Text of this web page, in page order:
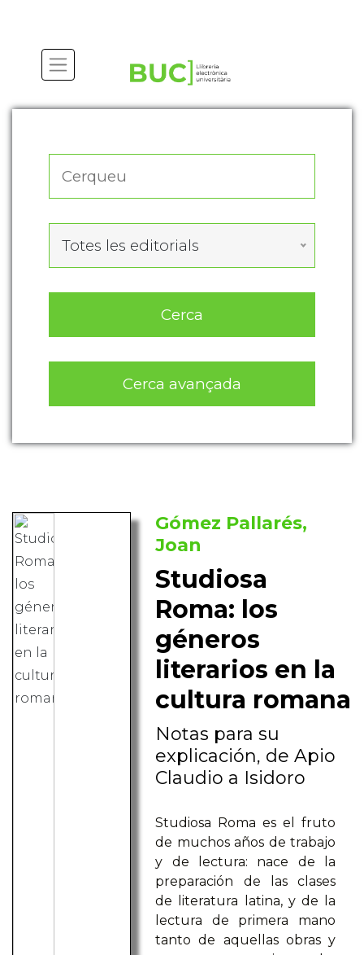
Totes les editorials
Cerca
Cerca avançada
Gómez Pallarés,
Joan
Studiosa
Roma: los
géneros
literarios en la
cultura romana
Notas para su
explicación, de Apio
Claudio a Isidoro
Studiosa Roma es el fruto
de muchos años de trabajo
y de lectura: nace de la
preparación de las clases
de literatura latina, y de la
lectura de primera mano
tanto de aquellas obras y